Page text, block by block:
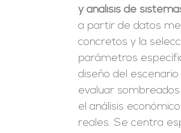
y análisis de
a partir de datos
concretos y la
parámetros
diseño del
evaluar
el análisis
reales. Se centra